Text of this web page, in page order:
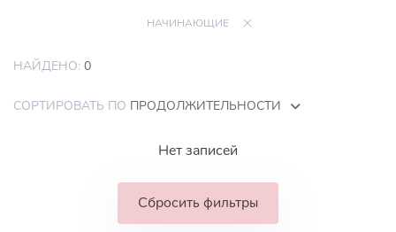
НАЧИНАЮЩИЕ
НАЙДЕНО: 0
СОРТИРОВАТЬ ПО ПРОДОЛЖИТЕЛЬНОСТИ
Нет записей
Сбросить фильтры